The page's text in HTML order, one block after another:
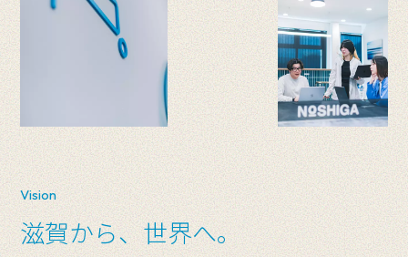
Vision
滋賀から、世界へ。